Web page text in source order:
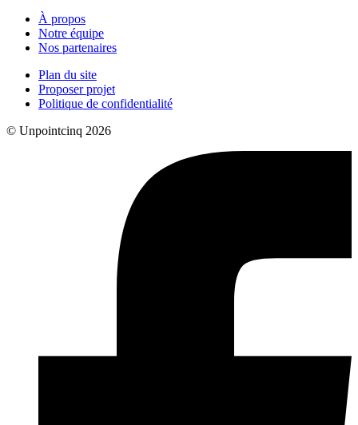
À propos
Notre équipe
Nos partenaires
Plan du site
Proposer projet
Politique de confidentialité
© Unpointcinq 2026